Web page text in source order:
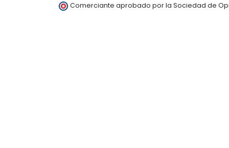
Comerciante aprobado por la Sociedad de